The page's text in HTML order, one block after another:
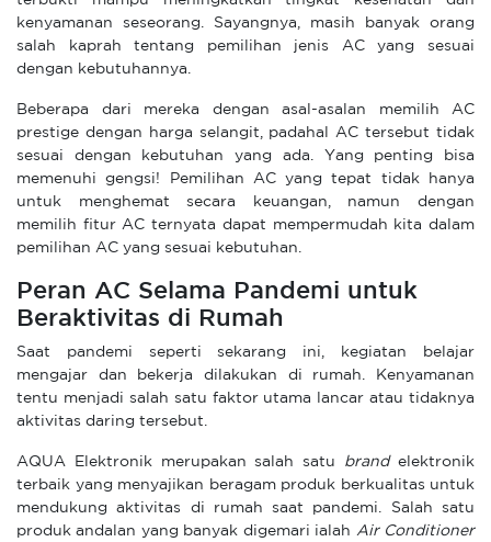
kenyamanan seseorang. Sayangnya, masih banyak orang
salah kaprah tentang pemilihan jenis AC yang sesuai
dengan kebutuhannya.
Beberapa dari mereka dengan asal-asalan memilih AC
prestige dengan harga selangit, padahal AC tersebut tidak
sesuai dengan kebutuhan yang ada. Yang penting bisa
memenuhi gengsi! Pemilihan AC yang tepat tidak hanya
untuk menghemat secara keuangan, namun dengan
memilih fitur AC ternyata dapat mempermudah kita dalam
pemilihan AC yang sesuai kebutuhan.
Peran AC Selama Pandemi untuk
Beraktivitas di Rumah
Saat pandemi seperti sekarang ini, kegiatan belajar
mengajar dan bekerja dilakukan di rumah. Kenyamanan
tentu menjadi salah satu faktor utama lancar atau tidaknya
aktivitas daring tersebut.
AQUA Elektronik merupakan salah satu brandelektronik
terbaik yang menyajikan beragam produk berkualitas untuk
mendukung aktivitas di rumah saat pandemi. Salah satu
produk andalan yang banyak digemari ialah Air Conditioner